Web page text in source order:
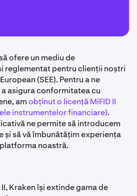
ofere un mediu de
reglementat pentru clienții noștri
(SEE). Pentru a ne
asigura conformitatea cu
amobținut o licență MiFID II
instrumentelor financiare).
ne permite să introducem
și să vă îmbunătățim experiența
noastră.
Kraken își extinde gama de